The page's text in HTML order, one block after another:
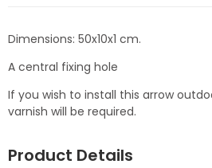
Dimensions: 50x10x1 cm.
A central fixing hole
If you wish to install this arrow
varnish will be required.
Product Details